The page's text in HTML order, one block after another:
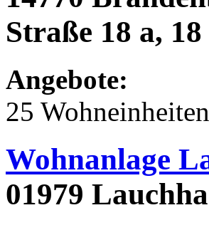
Straße 18 a, 18
Angebote:
25
Wohnanlage
01979